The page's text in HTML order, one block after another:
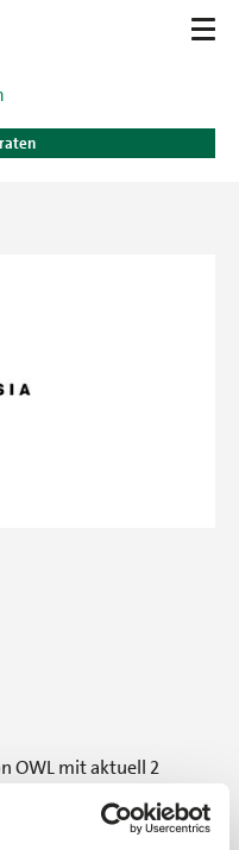
OWL mit aktuell 2
aus Paderborn oder
kennen zu lernen